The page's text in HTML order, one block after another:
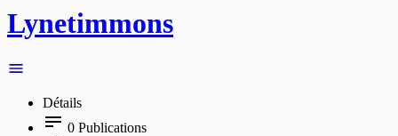
Lynetimmons
Détails
0 Publications